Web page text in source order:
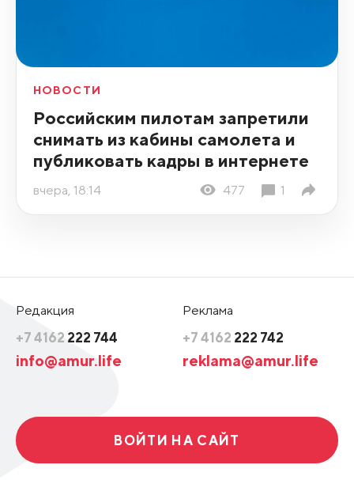
НОВОСТИ
Российским пилотам запретили
снимать из кабины самолета и
публиковать кадры в интернете
вчера, 18:14 477 1
Редакция
+7 4162 222 744
info@amur.life
Реклама
+7 4162 222 742
reklama@amur.life
ВОЙТИ НА САЙТ